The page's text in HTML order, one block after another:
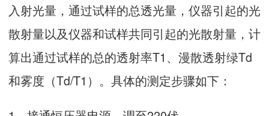
入射光量，通过试样的总透光量，仪器引起的光
散射量以及仪器和试样共同引起的光散射量，计
算出通过试样的总的透射率T1、漫散透射绿Td
和雾度（Td/T1）。具体的测定步骤如下：